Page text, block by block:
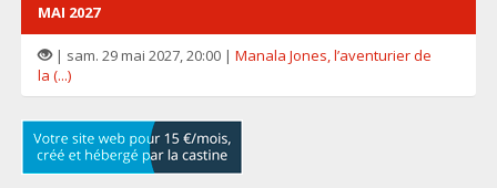
MAI 2027
| sam. 29 mai 2027, 20:00 | Manala Jones, l’aventurier de
la (...)